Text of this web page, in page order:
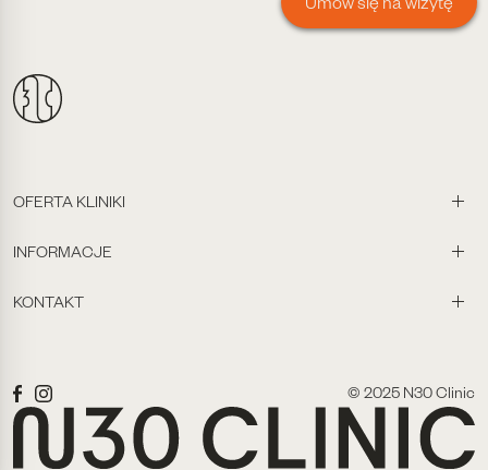
OFERTA KLINIKI
INFORMACJE
KONTAKT
© 2025 N30 Clinic